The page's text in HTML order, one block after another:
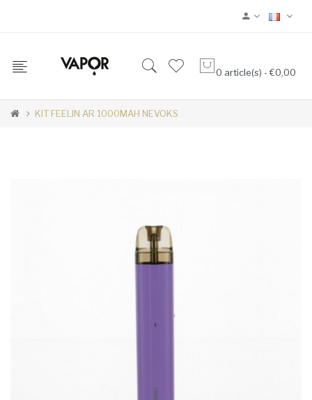
0 article(s) - €0,00
KIT FEELIN AR 1000MAH NEVOKS